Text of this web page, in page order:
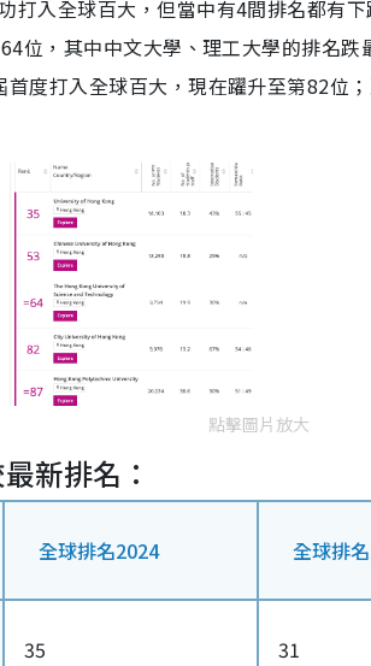
打入全球百大，但當中有4間排名都有
位，其中中文大學、理工大學的排名
度打入全球百大，現在躍升至第82位
點擊圖片放大
新排名：
全球排名2024 全球排
35 31